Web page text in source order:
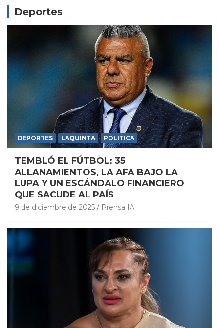
Deportes
DEPORTES LAQUINTA POLITICA
TEMBLÓ EL FÚTBOL: 35
ALLANAMIENTOS, LA AFA BAJO LA
LUPA Y UN ESCÁNDALO FINANCIERO
QUE SACUDE AL PAÍS
9 de diciembre de 2025 Prensa IA